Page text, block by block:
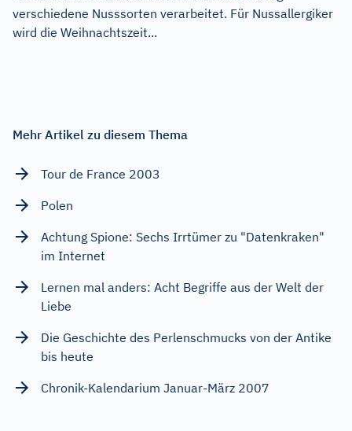
verschiedene Nusssorten verarbeitet. Für Nussallergiker
wird die Weihnachtszeit...
Mehr Artikel zu diesem Thema
Tour de France 2003
Polen
Achtung Spione: Sechs Irrtümer zu "Datenkraken"
im Internet
Lernen mal anders: Acht Begriffe aus der Welt der
Liebe
Die Geschichte des Perlenschmucks von der Antike
bis heute
Chronik-Kalendarium Januar-März 2007